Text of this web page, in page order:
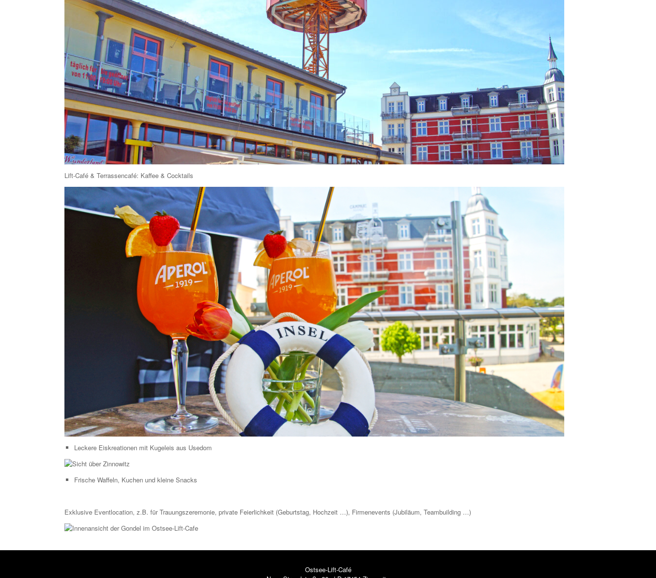
Lift-Café & Terrassencafé: Kaffee & Cocktails
Leckere Eiskreationen mit Kugeleis aus Usedom
Frische Waffeln, Kuchen und kleine Snacks
Exklusive Eventlocation, z.B. für Trauungszeremonie, private Feierlichkeit (Geburtstag, Hochzeit …), Firmenevents (Jubiläum, Teambuilding …)
Ostsee-Lift-Café